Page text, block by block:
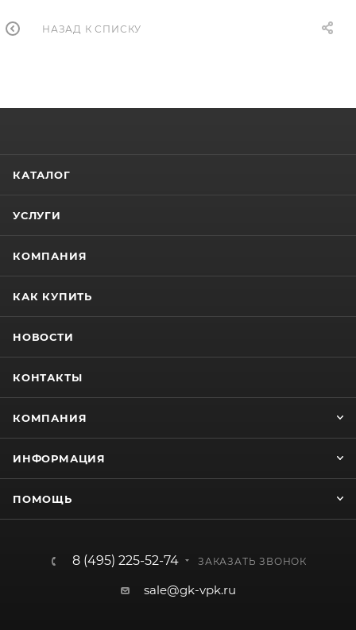
НАЗАД К СПИСКУ
КАТАЛОГ
УСЛУГИ
КОМПАНИЯ
КАК КУПИТЬ
НОВОСТИ
КОНТАКТЫ
КОМПАНИЯ
ИНФОРМАЦИЯ
ПОМОЩЬ
8 (495) 225-52-74 ЗАКАЗАТЬ ЗВОНОК
sale@gk-vpk.ru